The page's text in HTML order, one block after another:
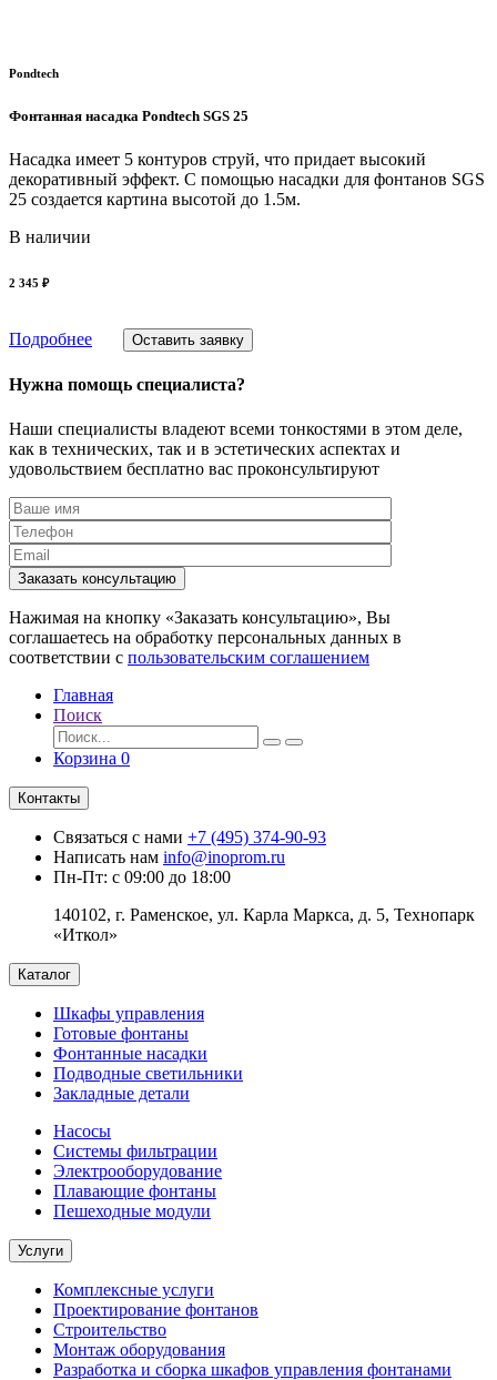
Pondtech
Фонтанная насадка Pondtech SGS 25
Насадка имеет 5 контуров струй, что придает высокий
декоративный эффект. С помощью насадки для фонтанов SGS
25 создается картина высотой до 1.5м.
В наличии
2 345 ₽
Подробнее Оставить заявку
Нужна помощь специалиста?
Наши специалисты владеют всеми тонкостями в этом деле,
как в технических, так и в эстетических аспектах и
удовольствием бесплатно вас проконсультируют
Заказать консультацию
Нажимая на кнопку «Заказать консультацию», Вы
соглашаетесь на обработку персональных данных в
соответствии с пользовательским соглашением
Главная
Поиск
Корзина 0
Контакты
Связаться с нами +7 (495) 374-90-93
Написать нам info@inoprom.ru
Пн-Пт: с 09:00 до 18:00
140102, г. Раменское, ул. Карла Маркса, д. 5, Технопарк
«Иткол»
Каталог
Шкафы управления
Готовые фонтаны
Фонтанные насадки
Подводные светильники
Закладные детали
Насосы
Системы фильтрации
Электрооборудование
Плавающие фонтаны
Пешеходные модули
Услуги
Комплексные услуги
Проектирование фонтанов
Строительство
Монтаж оборудования
Разработка и сборка шкафов управления фонтанами